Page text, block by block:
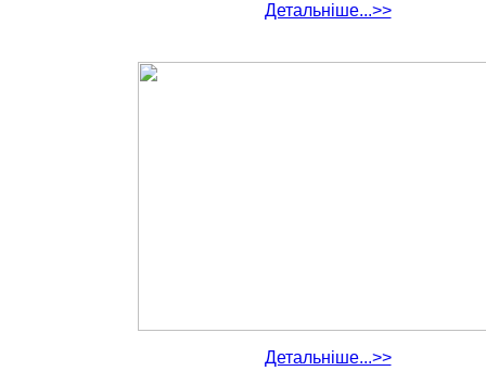
Детальніше...>>
Детальніше...>>